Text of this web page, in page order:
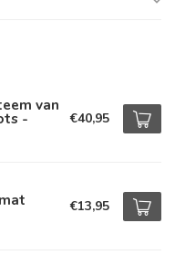
van
- €40,95
€13,95